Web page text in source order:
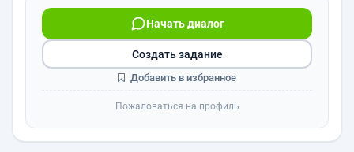
Начать диалог
Создать задание
Добавить в избранное
Пожаловаться на профиль